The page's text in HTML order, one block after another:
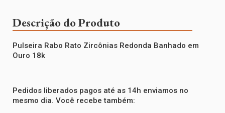
Descrição do Produto
Pulseira Rabo Rato Zircônias Redonda Banhado em
Ouro 18k
Pedidos liberados pagos até as 14h enviamos no
mesmo dia. Você recebe também: